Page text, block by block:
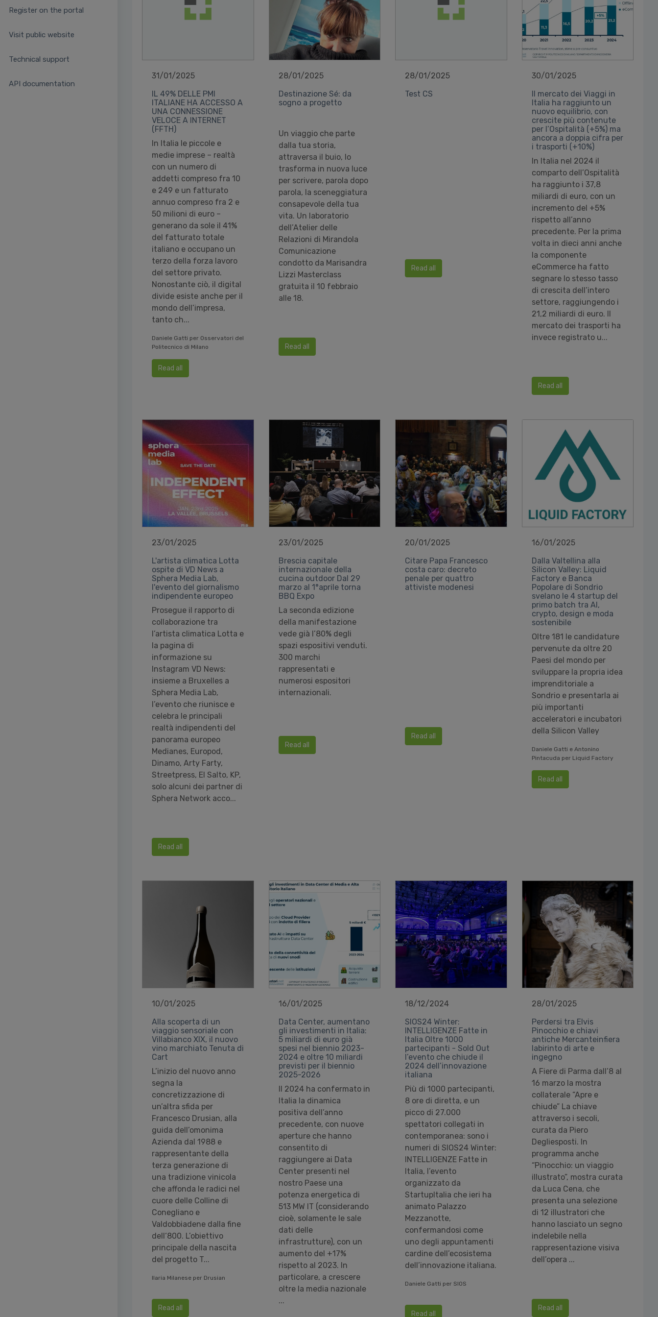
Register on the portal
Visit public website
Technical support
API documentation
31/01/2025
IL 49% DELLE PMI
ITALIANE HA ACCESSO A
UNA CONNESSIONE
VELOCE A INTERNET
(FFTH)
In Italia le piccole e
medie imprese – realtà
con un numero di
addetti compreso fra 10
e 249 e un fatturato
annuo compreso fra 2 e
50 milioni di euro –
generano da sole il 41%
del fatturato totale
italiano e occupano un
terzo della forza lavoro
del settore privato.
Nonostante ciò, il digital
divide esiste anche per il
mondo dell’impresa,
tanto ch...
Daniele Gatti per Osservatori del
Politecnico di Milano
Read all
28/01/2025
Destinazione Sé: da
sogno a progetto
Un viaggio che parte
dalla tua storia,
attraversa il buio, lo
trasforma in nuova luce
per scrivere, parola dopo
parola, la sceneggiatura
consapevole della tua
vita. Un laboratorio
dell’Atelier delle
Relazioni di Mirandola
Comunicazione
condotto da Marisandra
Lizzi Masterclass
gratuita il 10 febbraio
alle 18.
Read all
28/01/2025
Test CS
Read all
30/01/2025
Il mercato dei Viaggi in
Italia ha raggiunto un
nuovo equilibrio, con
crescite più contenute
per l’Ospitalità (+5%) ma
ancora a doppia cifra per
i trasporti (+10%)
In Italia nel 2024 il
comparto dell’Ospitalità
ha raggiunto i 37,8
miliardi di euro, con un
incremento del +5%
rispetto all’anno
precedente. Per la prima
volta in dieci anni anche
la componente
eCommerce ha fatto
segnare lo stesso tasso
di crescita dell’intero
settore, raggiungendo i
21,2 miliardi di euro. Il
mercato dei trasporti ha
invece registrato u...
Read all
23/01/2025
L'artista climatica Lotta
ospite di VD News a
Sphera Media Lab,
l'evento del giornalismo
indipendente europeo
Prosegue il rapporto di
collaborazione tra
l’artista climatica Lotta e
la pagina di
informazione su
Instagram VD News:
insieme a Bruxelles a
Sphera Media Lab,
l’evento che riunisce e
celebra le principali
realtà indipendenti del
panorama europeo
Medianes, Europod,
Dinamo, Arty Farty,
Streetpress, El Salto, KP,
solo alcuni dei partner di
Sphera Network acco...
Read all
23/01/2025
Brescia capitale
internazionale della
cucina outdoor Dal 29
marzo al 1°aprile torna
BBQ Expo
La seconda edizione
della manifestazione
vede già l’80% degli
spazi espositivi venduti.
300 marchi
rappresentati e
numerosi espositori
internazionali.
Read all
20/01/2025
Citare Papa Francesco
costa caro: decreto
penale per quattro
attiviste modenesi
Read all
16/01/2025
Dalla Valtellina alla
Silicon Valley: Liquid
Factory e Banca
Popolare di Sondrio
svelano le 4 startup del
primo batch tra AI,
crypto, design e moda
sostenibile
Oltre 181 le candidature
pervenute da oltre 20
Paesi del mondo per
sviluppare la propria idea
imprenditoriale a
Sondrio e presentarla ai
più importanti
acceleratori e incubatori
della Silicon Valley
Daniele Gatti e Antonino
Pintacuda per Liquid Factory
Read all
10/01/2025
Alla scoperta di un
viaggio sensoriale con
Villabianco XIX, il nuovo
vino marchiato Tenuta di
Cart
L’inizio del nuovo anno
segna la
concretizzazione di
un’altra sfida per
Francesco Drusian, alla
guida dell’omonima
Azienda dal 1988 e
rappresentante della
terza generazione di
una tradizione vinicola
che affonda le radici nel
cuore delle Colline di
Conegliano e
Valdobbiadene dalla fine
dell‘800. L’obiettivo
principale della nascita
del progetto T...
Ilaria Milanese per Drusian
Read all
16/01/2025
Data Center, aumentano
gli investimenti in Italia:
5 miliardi di euro già
spesi nel biennio 2023-
2024 e oltre 10 miliardi
previsti per il biennio
2025-2026
Il 2024 ha confermato in
Italia la dinamica
positiva dell’anno
precedente, con nuove
aperture che hanno
consentito di
raggiungere ai Data
Center presenti nel
nostro Paese una
potenza energetica di
513 MW IT (considerando
cioè, solamente le sale
dati delle
infrastrutture), con un
aumento del +17%
rispetto al 2023. In
particolare, a crescere
oltre la media nazionale
...
18/12/2024
SIOS24 Winter:
INTELLIGENZE Fatte in
Italia Oltre 1000
partecipanti - Sold Out
l’evento che chiude il
2024 dell’innovazione
italiana
Più di 1000 partecipanti,
8 ore di diretta, e un
picco di 27.000
spettatori collegati in
contemporanea: sono i
numeri di SIOS24 Winter:
INTELLIGENZE Fatte in
Italia, l’evento
organizzato da
StartupItalia che ieri ha
animato Palazzo
Mezzanotte,
confermandosi come
uno degli appuntamenti
cardine dell’ecosistema
dell’innovazione italiana.
Daniele Gatti per SIOS
Read all
28/01/2025
Perdersi tra Elvis
Pinocchio e chiavi
antiche Mercanteinfiera
labirinto di arte e
ingegno
A Fiere di Parma dall’8 al
16 marzo la mostra
collaterale “Apre e
chiude” La chiave
attraverso i secoli,
curata da Piero
Degliesposti. In
programma anche
“Pinocchio: un viaggio
illustrato”, mostra curata
da Luca Cena, che
presenta una selezione
di 12 illustratori che
hanno lasciato un segno
indelebile nella
rappresentazione visiva
dell’opera ...
Read all